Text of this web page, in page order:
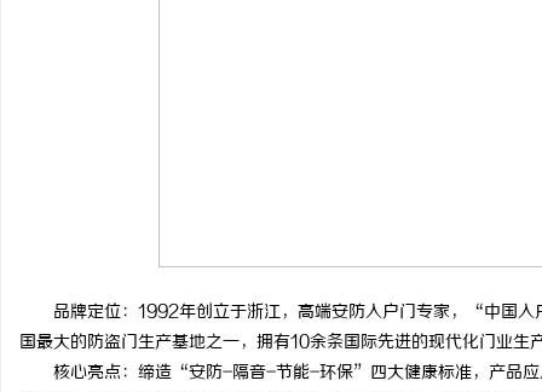
品牌定位：1992年创立于浙江，高端安防入户门专家，“中国入
国最大的防盗门生产基地之一，拥有10余条国际先进的现代化门业生
核心亮点：缔造“安防-隔音-节能-环保”四大健康标准，产品应